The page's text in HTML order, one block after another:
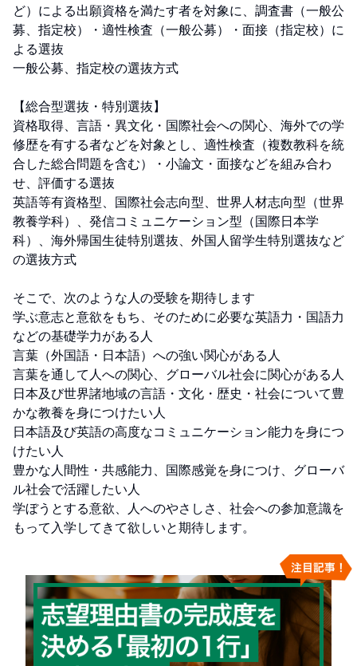
ど）による出願資格を満たす者を対象に、調査書（一般公
募、指定校）・適性検査（一般公募）・面接（指定校）に
よる選抜
一般公募、指定校の選抜方式
【総合型選抜・特別選抜】
資格取得、言語・異文化・国際社会への関心、海外での学
修歴を有する者などを対象とし、適性検査（複数教科を統
合した総合問題を含む）・小論文・面接などを組み合わ
せ、評価する選抜
英語等有資格型、国際社会志向型、世界人材志向型（世界
教養学科）、発信コミュニケーション型（国際日本学
科）、海外帰国生徒特別選抜、外国人留学生特別選抜など
の選抜方式
そこで、次のような人の受験を期待します
学ぶ意志と意欲をもち、そのために必要な英語力・国語力
などの基礎学力がある人
言葉（外国語・日本語）への強い関心がある人
言葉を通して人への関心、グローバル社会に関心がある人
日本及び世界諸地域の言語・文化・歴史・社会について豊
かな教養を身につけたい人
日本語及び英語の高度なコミュニケーション能力を身につ
けたい人
豊かな人間性・共感能力、国際感覚を身につけ、グローバ
ル社会で活躍したい人
学ぼうとする意欲、人へのやさしさ、社会への参加意識を
もって入学してきて欲しいと期待します。